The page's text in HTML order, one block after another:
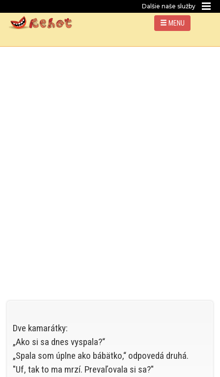
Dalšie naše služby
MENU
Dve kamarátky:
„Ako si sa dnes vyspala?“
„Spala som úplne ako bábätko,“ odpovedá druhá.
"Uf, tak to ma mrzí. Prevaľovala si sa?"